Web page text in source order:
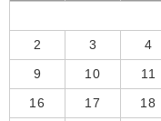
2 3 4
9 10 11
16 17 18